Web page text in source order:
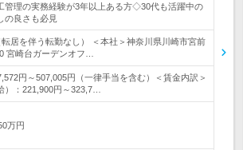
管理の実務経験が3年以上ある方◇30代も活躍中の
良さも必見
居を伴う転勤なし） ＜本社＞神奈川県川崎市宮前
宮崎台ガーデンオフ…
円～507,005円（一律手当を含む）＜賃金内訳＞
）：221,900円～323,7…
万円